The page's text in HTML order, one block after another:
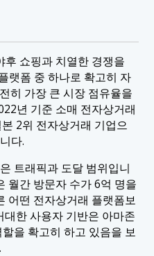
후 쇼핑과 치열한 경쟁을
랫폼 중 하나로 확고히 자
히 가장 큰 시장 점유율을
년 기준 소매 전자상거래
2위 전자상거래 기업으
다.
트래픽과 도달 범위입니
월간 방문자 수가 6억 명을
어떤 전자상거래 플랫폼보
한 사용자 기반은 아마존
을 확고히 하고 있음을 보
.